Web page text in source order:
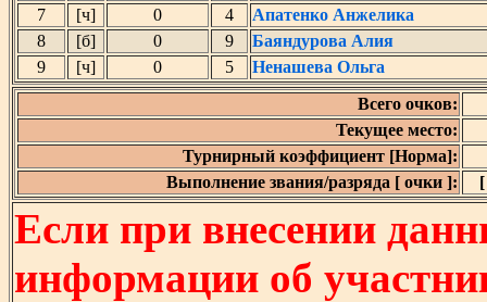
7
[ч] 0 4
Апатенко Анжелика
8
[б] 0 9
Баяндурова Алия
9
[ч] 0 5
Ненашева Ольга
Всего очков:
Текущее место:
Турнирный коэффициент [Норма]:
Выполнение звания/разряда [ очки ]:
Если при внесении
информации об